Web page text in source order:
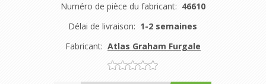
Numéro de pièce du fabricant: 46610
Délai de livraison: 1-2 semaines
Fabricant: Atlas Graham Furgale